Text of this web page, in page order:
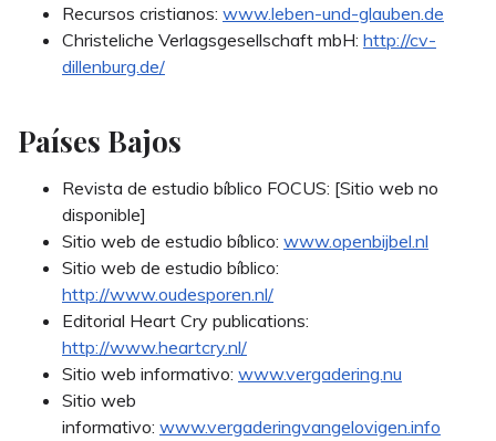
Recursos cristianos: www.leben-und-glauben.de
Christeliche Verlagsgesellschaft mbH: http://cv-
dillenburg.de/
Países Bajos
Revista de estudio bíblico FOCUS: [Sitio web no
disponible]
Sitio web de estudio bíblico: www.openbijbel.nl
Sitio web de estudio bíblico:
http://www.oudesporen.nl/
Editorial Heart Cry publications:
http://www.heartcry.nl/
Sitio web informativo: www.vergadering.nu
Sitio web
informativo: www.vergaderingvangelovigen.info